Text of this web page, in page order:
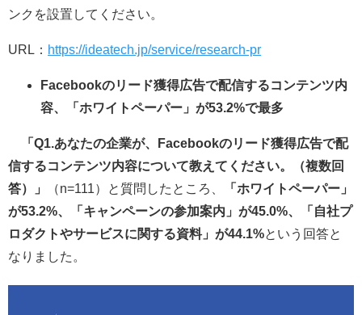
ンクを設置してください。
URL： https://ideatech.jp/service/research-pr
Facebookのリード獲得広告で配信するコンテンツ内
容、「ホワイトペーパー」が53.2%で最多
「Q1.あなたの企業が、Facebookのリード獲得広告で配
信するコンテンツ内容について教えてください。（複数回
答）」
（n=111）と質問したところ、
「ホワイトペーパー」
が53.2%、「キャンペーンの参加案内」が45.0%、「自社プ
ロダクトやサービスに関する資料」が44.1%という回答と
なりました。